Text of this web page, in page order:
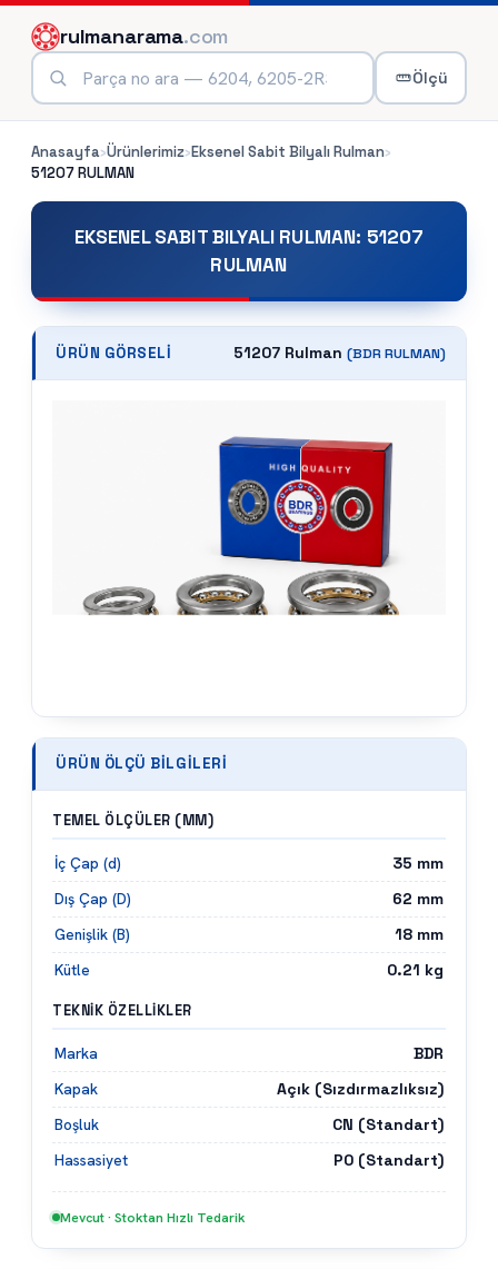
rulmanarama.com
Ölçü
Anasayfa›Ürünlerimiz›Eksenel Sabit Bilyalı Rulman›
51207RULMAN
EKSENEL SABIT BILYALI RULMAN: 51207
RULMAN
ÜRÜN GÖRSELI 51207 Rulman (BDRRULMAN)
ÜRÜN ÖLÇÜ BILGILERI
TEMEL ÖLÇÜLER (MM)
İç Çap (d) 35 mm
Dış Çap (D)
62 mm
Genişlik (B)
18 mm
Kütle
0.21 kg
TEKNIK ÖZELLIKLER
Marka
BDR
Kapak
Açık (Sızdırmazlıksız)
Boşluk
CN (Standart)
Hassasiyet
P0 (Standart)
Mevcut · Stoktan Hızlı Tedarik